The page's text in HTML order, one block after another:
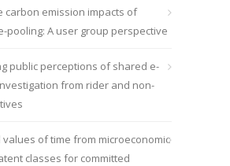
carbon emission impacts of
pooling: A user group perspective
public perceptions of shared e-
from rider and non-
values of time from microeconomic
classes for committed